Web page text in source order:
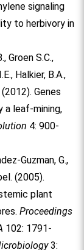
signaling
to herbivory in
Groen S.C.,
Halkier, B.A.,
(2012). Genes
a leaf-mining,
4: 900-
Guzman, G.,
(2005).
plant
Proceedings
102: 1791-
3: